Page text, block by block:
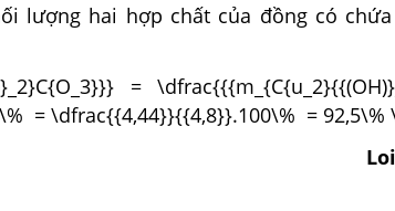
lượng hai hợp chất của đồng có
=
= \dfrac{{4,44}}{{4,8}}.100\% = 92,5\%